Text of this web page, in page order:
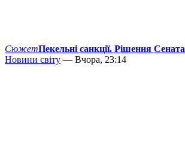
СюжетПекельні санкції. Рішення
Новини світу — Вчора, 23:14